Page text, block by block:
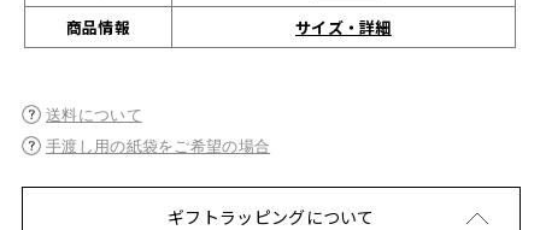
商品情報
サイズ・詳細
送料について
手渡し用の紙袋をご希望の場合
ギフトラッピングについて